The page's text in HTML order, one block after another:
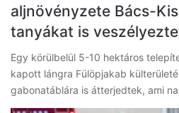
aljnövényzete Bács-
tanyákat is
Egy körülbelül 5-10 hektáros
kapott lángra Fülöpjakab
gabonatáblára is átterjedtek, ami